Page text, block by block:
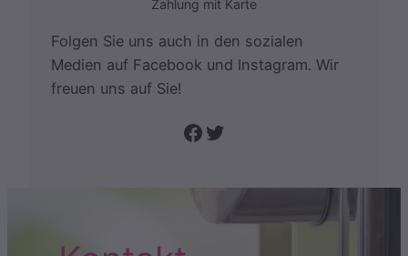
Zahlung mit Karte
Folgen Sie uns auch in den sozialen
Medien auf Facebook und Instagram. Wir
freuen uns auf Sie!
Folge uns auf Facebook Twitter